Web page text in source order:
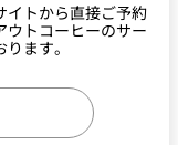
イトから直接ご予約
ウトコーヒーのサー
ます。